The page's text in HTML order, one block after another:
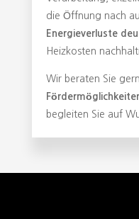
die Öffnung nach
Energieverluste
Heizkosten
Wir beraten Sie
begleiten Sie auf